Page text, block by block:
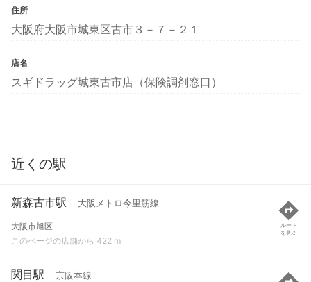
住所
大阪府大阪市城東区古市３－７－２１
店名
スギドラッグ城東古市店（保険調剤窓口）
近くの駅
新森古市駅 大阪メトロ今里筋線
大阪市旭区
このページの店舗から 422 m
ルート
を見る
関目駅 京阪本線